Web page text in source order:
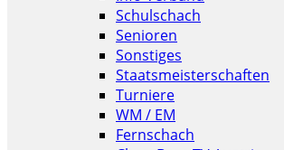
Schulschach
Senioren
Sonstiges
Staatsmeisterschaften
Turniere
WM / EM
Fernschach